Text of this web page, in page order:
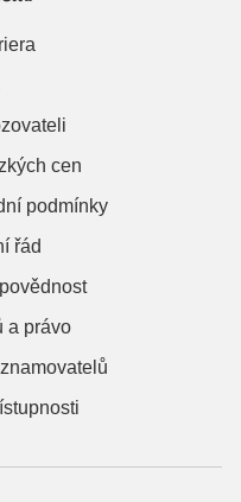
cen
podmínky
řád
a právo